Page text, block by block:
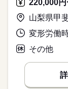
山梨県甲
その他